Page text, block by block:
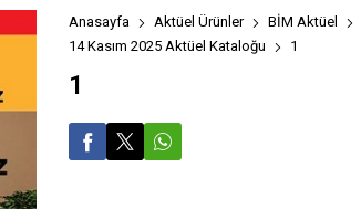
Anasayfa Aktüel Ürünler BİM Aktüel
14 Kasım 2025 Aktüel Kataloğu
1
1